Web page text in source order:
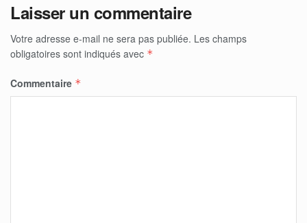
Laisser un commentaire
Votre adresse e-mail ne sera pas publiée. Les champs
obligatoires sont indiqués avec *
Commentaire *